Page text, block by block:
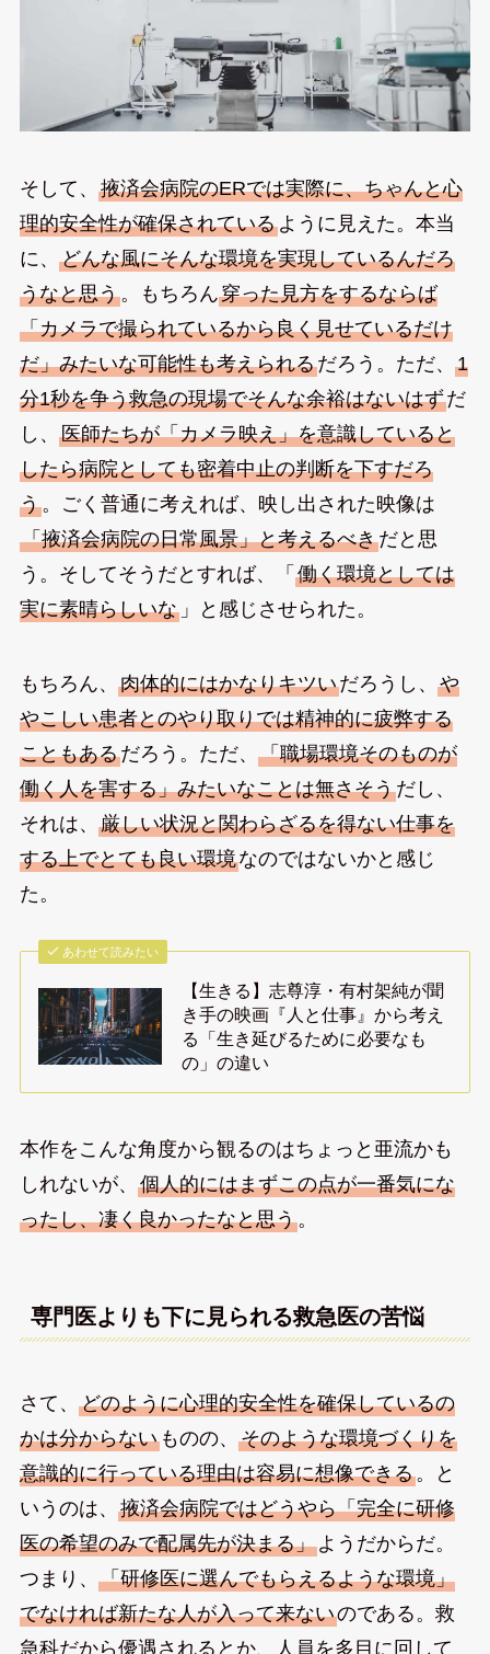
そして、 掖済会病院のERでは実際に、ちゃんと心
理的安全性が確保されているように見えた。本当
に、 どんな風にそんな環境を実現しているんだろ
うなと思う。もちろん穿った見方をするならば
「カメラで撮られているから良く見せているだけ
だ」みたいな可能性も考えられるだろう。ただ、 1
分1秒を争う救急の現場でそんな余裕はないはずだ
し、 医師たちが「カメラ映え」を意識していると
したら病院としても密着中止の判断を下すだろ
う。ごく普通に考えれば、映し出された映像は
「掖済会病院の日常風景」と考えるべきだと思
う。そしてそうだとすれば、「 働く環境としては
実に素晴らしいな」と感じさせられた。
もちろん、 肉体的にはかなりキツいだろうし、 や
やこしい患者とのやり取りでは精神的に疲弊する
こともあるだろう。ただ、 「職場環境そのものが
働く人を害する」みたいなことは無さそうだし、
それは、 厳しい状況と関わらざるを得ない仕事を
する上でとても良い環境なのではないかと感じ
た。
あわせて読みたい
【生きる】志尊淳・有村架純が聞
き手の映画『人と仕事』から考え
る「生き延びるために必要なも
の」の違い
本作をこんな角度から観るのはちょっと亜流かも
しれないが、 個人的にはまずこの点が一番気にな
ったし、凄く良かったなと思う。
専門医よりも下に見られる救急医の苦悩
さて、 どのように心理的安全性を確保しているの
かは分からないものの、 そのような環境づくりを
意識的に行っている理由は容易に想像できる。と
いうのは、 掖済会病院ではどうやら「完全に研修
医の希望のみで配属先が決まる」ようだからだ。
つまり、 「研修医に選んでもらえるような環境」
でなければ新たな人が入って来ないのである。救
急科だから優遇されるとか、人員を多目に回して